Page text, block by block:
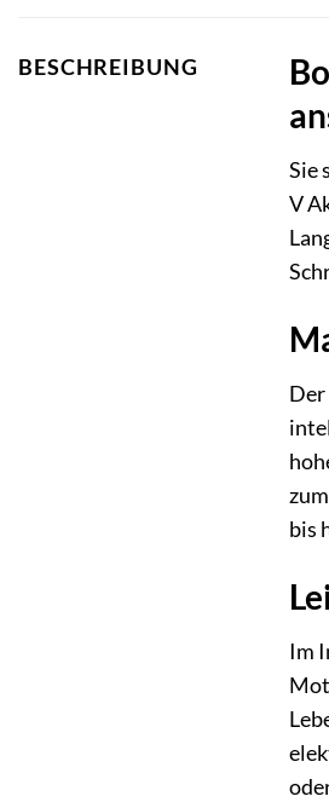
BESCHREIBUNG
Sie
V
Der
bis
Im